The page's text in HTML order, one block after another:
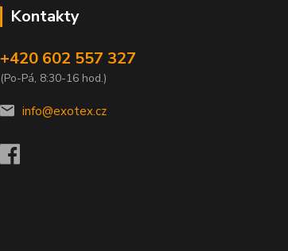
Kontakty
+420 602 557 327
(Po-Pá, 8:30-16 hod.)
info@exotex.cz